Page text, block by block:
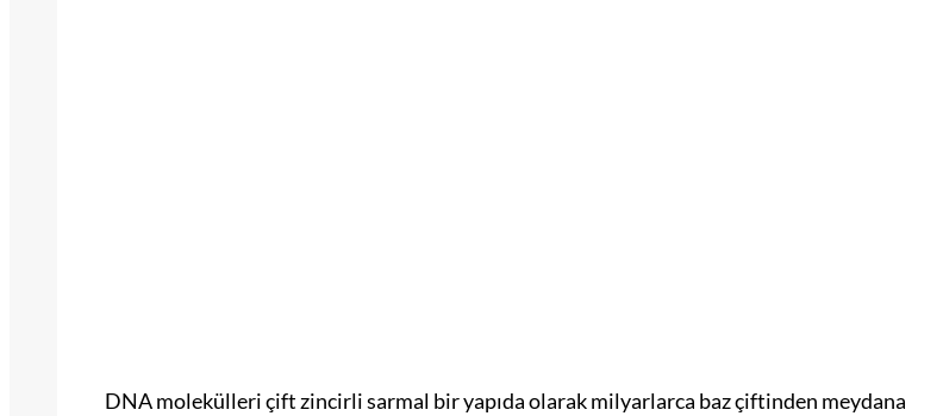
DNA molekülleri çift zincirli sarmal bir yapıda olarak milyarlarca baz çiftinden meydana